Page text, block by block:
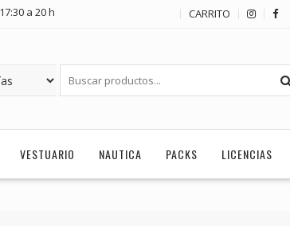
a 20 h CARRITO
VESTUARIO NAUTICA PACKS LICENCIAS